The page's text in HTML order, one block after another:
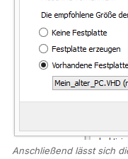
Anschließend lässt sich